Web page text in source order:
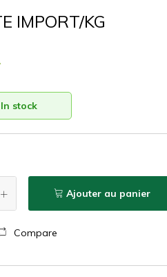
IMPORT/KG
In stock
Ajouter au panier
Compare